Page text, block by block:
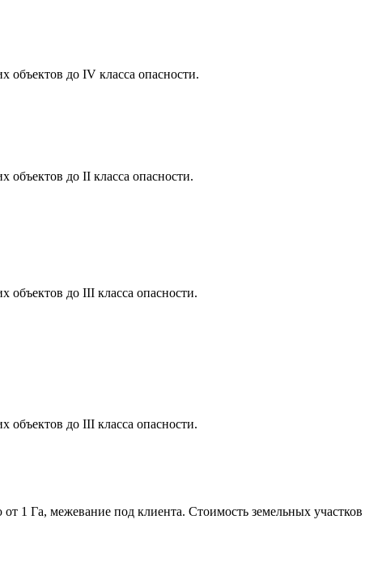
объектов до IV класса опасности.
объектов до II класса опасности.
объектов до III класса опасности.
объектов до III класса опасности.
1 Га, межевание под клиента. Стоимость земельных